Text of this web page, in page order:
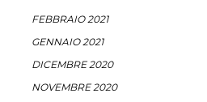
FEBBRAIO 2021
GENNAIO 2021
DICEMBRE 2020
NOVEMBRE 2020